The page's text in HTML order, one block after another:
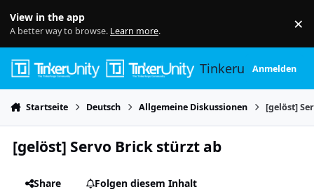
View in the app
A better way to browse. Learn more. ×
TinkerunityAnmelden
Startseite Deutsch Allgemeine Diskussionen [gelöst]
[gelöst] Servo Brick stürzt ab
Share
Folgen diesem Inhalt